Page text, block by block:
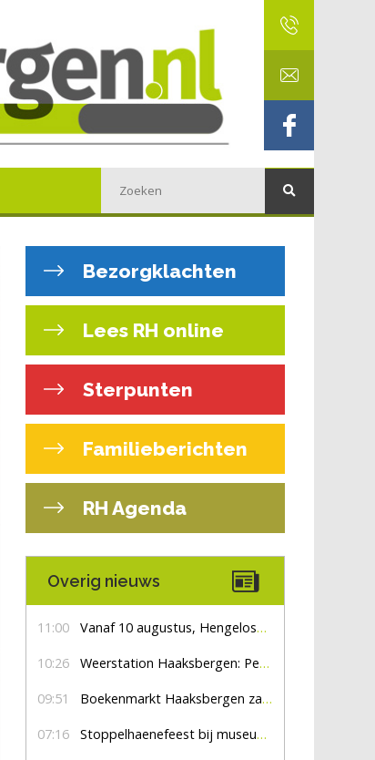
Bezorgklachten
Lees RH online
Sterpunten
Familieberichten
RH Agenda
Overig nieuws
11:00 Vanaf 10 augustus, Hengelosestraat drie weken dicht voor doorgaand verkeer
10:26 Weerstation Haaksbergen: Perioden met zon en droog
09:51 Boekenmarkt Haaksbergen zaterdag 8 augustus, marktplein Haaksbergen
07:16 Stoppelhaenefeest bij museum De Lebbenbrugge